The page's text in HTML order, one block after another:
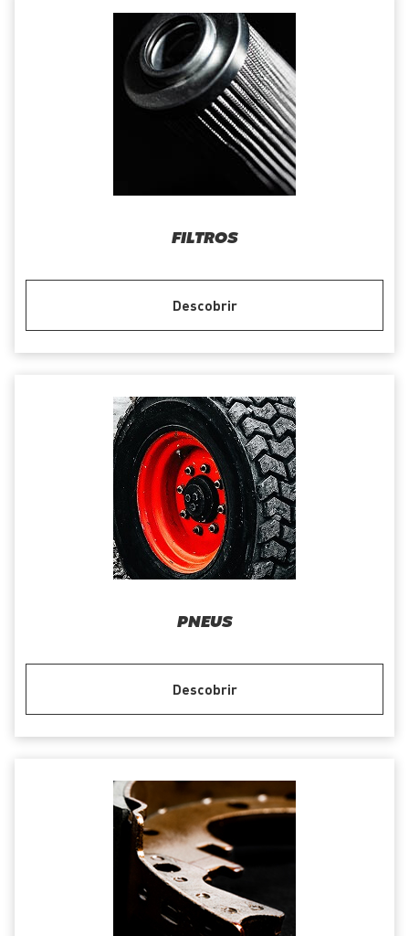
FILTROS
Descobrir
PNEUS
Descobrir